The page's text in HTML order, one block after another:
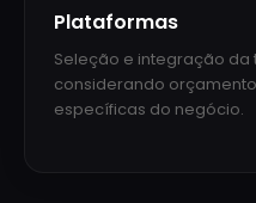
Plataformas
Seleção e integração
considerando
específicas do negócio.